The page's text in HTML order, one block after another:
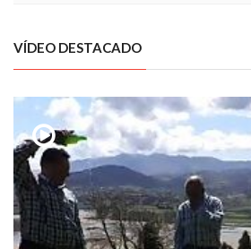
VÍDEO DESTACADO